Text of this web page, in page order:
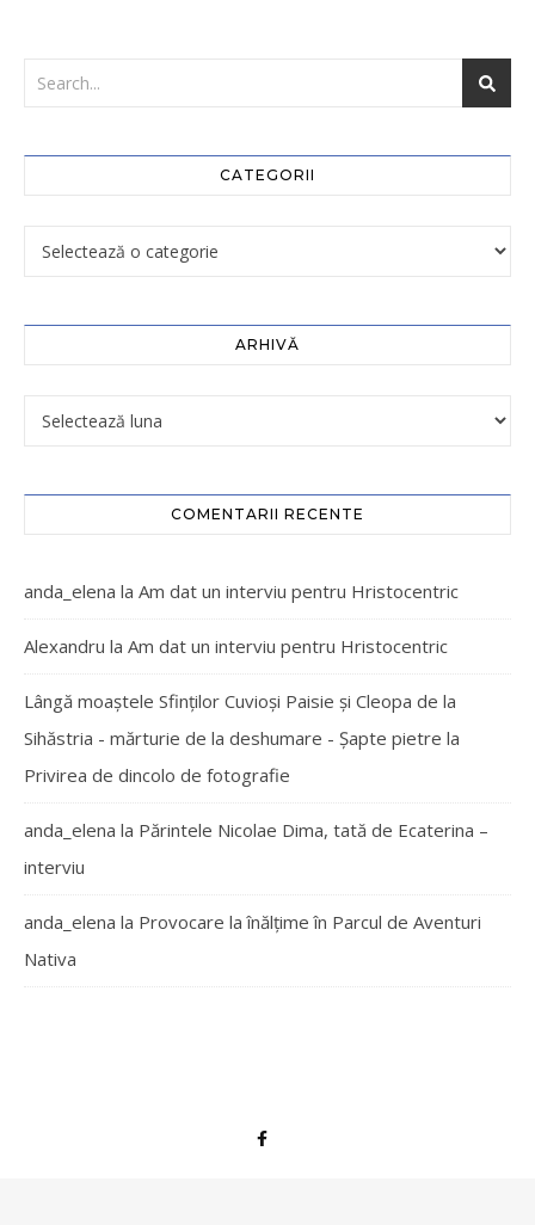
CATEGORII
ARHIVĂ
COMENTARII RECENTE
anda_elena la Am dat un interviu pentru Hristocentric
Alexandru la Am dat un interviu pentru Hristocentric
Lângă moaștele Sfinților Cuvioși Paisie și Cleopa de la
Sihăstria - mărturie de la deshumare - Şapte pietre la
Privirea de dincolo de fotografie
anda_elena la Părintele Nicolae Dima, tată de Ecaterina –
interviu
anda_elena la Provocare la înălțime în Parcul de Aventuri
Nativa